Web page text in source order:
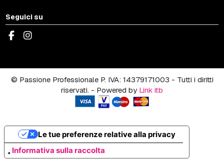
Seguici su
© Passione Professionale P. IVA: 14379171003 - Tutti i diritti
riservati. - Powered by Link itb
Informativa sulla raccolta
Le tue preferenze relative alla privacy